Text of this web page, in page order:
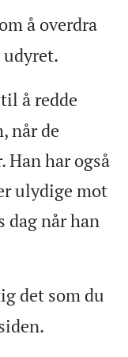
å overdra
å redde
når de
Han har også
ulydige mot
dag når han
det som du